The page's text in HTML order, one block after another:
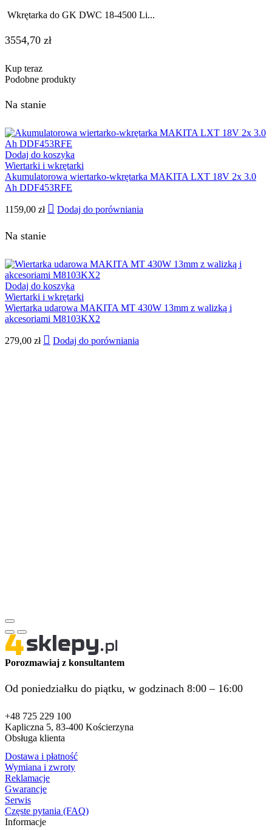
Wkrętarka do GK DWC 18-4500 Li...
3554,70 zł
Kup teraz
Podobne produkty
Na stanie
Dodaj do koszyka
Wiertarki i wkrętarki
Akumulatorowa wiertarko-wkrętarka MAKITA LXT 18V 2x 3.0
Ah DDF453RFE
1159,00 zł Dodaj do porówniania
Na stanie
Dodaj do koszyka
Wiertarki i wkrętarki
Wiertarka udarowa MAKITA MT 430W 13mm z walizką i
akcesoriami M8103KX2
279,00 zł Dodaj do porówniania
Porozmawiaj z konsultantem
Od poniedziałku do piątku, w godzinach 8:00 – 16:00
+48 725 229 100
Kapliczna 5, 83-400 Kościerzyna
Obsługa klienta
Dostawa i płatność
Wymiana i zwroty
Reklamacje
Gwarancje
Serwis
Częste pytania (FAQ)
Informacje